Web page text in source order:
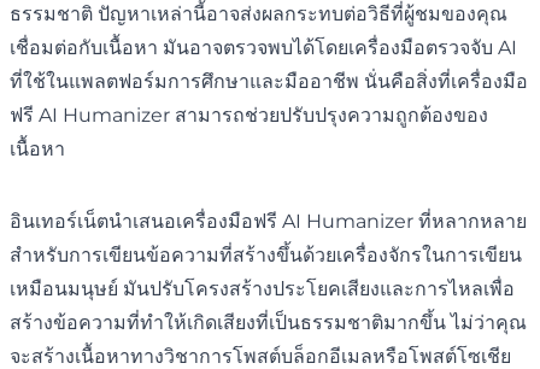
ธรรมชาติ ปัญหาเหล่านี้อาจส่งผลกระทบต่อวิธีที่ผู้ชมของคุณ
เชื่อมต่อกับเนื้อหา มันอาจตรวจพบได้โดยเครื่องมือตรวจจับ AI
ที่ใช้ในแพลตฟอร์มการศึกษาและมืออาชีพ นั่นคือสิ่งที่เครื่องมือ
ฟรี AI Humanizer สามารถช่วยปรับปรุงความถูกต้องของ
เนื้อหา
อินเทอร์เน็ตนำเสนอเครื่องมือฟรี AI Humanizer ที่หลากหลาย
สำหรับการเขียนข้อความที่สร้างขึ้นด้วยเครื่องจักรในการเขียน
เหมือนมนุษย์ มันปรับโครงสร้างประโยคเสียงและการไหลเพื่อ
สร้างข้อความที่ทำให้เกิดเสียงที่เป็นธรรมชาติมากขึ้น ไม่ว่าคุณ
จะสร้างเนื้อหาทางวิชาการโพสต์บล็อกอีเมลหรือโพสต์โซเชีย